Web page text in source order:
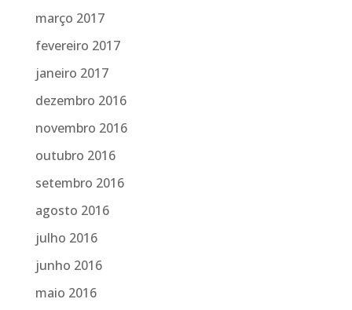
março 2017
fevereiro 2017
janeiro 2017
dezembro 2016
novembro 2016
outubro 2016
setembro 2016
agosto 2016
julho 2016
junho 2016
maio 2016